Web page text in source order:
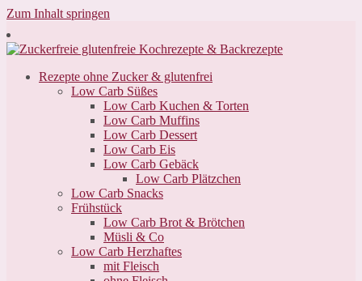
Zum Inhalt springen
Rezepte ohne Zucker & glutenfrei
Low Carb Süßes
Low Carb Kuchen & Torten
Low Carb Muffins
Low Carb Dessert
Low Carb Eis
Low Carb Gebäck
Low Carb Plätzchen
Low Carb Snacks
Frühstück
Low Carb Brot & Brötchen
Müsli & Co
Low Carb Herzhaftes
mit Fleisch